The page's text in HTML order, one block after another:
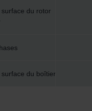
du rotor
du boîtier